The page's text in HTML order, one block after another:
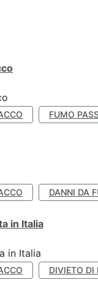
FUMO
DANNI DA
in Italia
in Italia
DIVIETO DI